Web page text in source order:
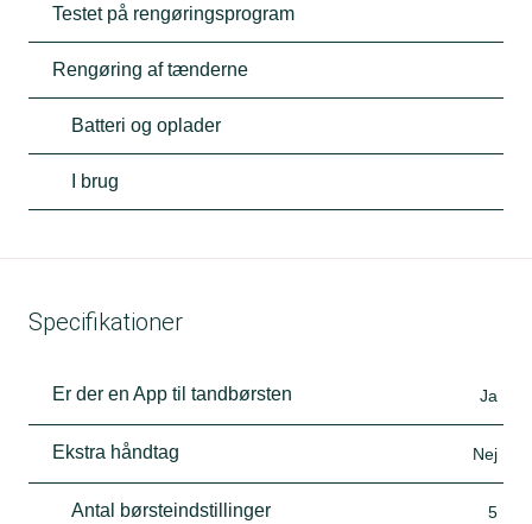
Testet på rengøringsprogram
Rengøring af tænderne
Batteri og oplader
I brug
Specifikationer
Er der en App til tandbørsten Ja
Ekstra håndtag Nej
Antal børsteindstillinger 5